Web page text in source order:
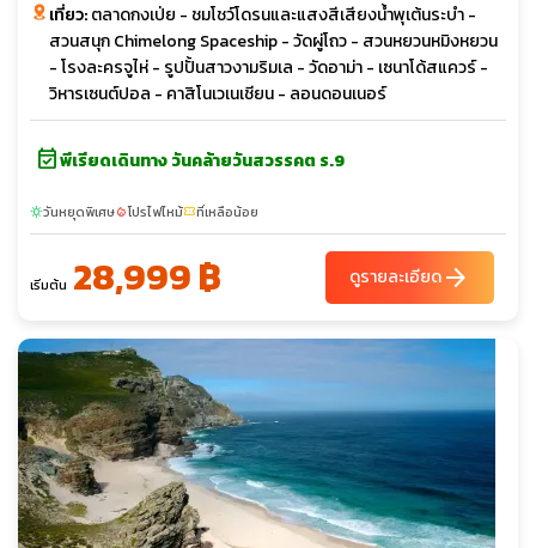
เที่ยว:ตลาดกงเป่ย - ชมโชว์โดรนและแสงสีเสียงน้ำพุเต้นระบำ -
สวนสนุก Chimelong Spaceship - วัดผู่โถว - สวนหยวนหมิงหยวน
- โรงละครจูไห่ - รูปปั้นสาวงามริมเล - วัดอาม่า - เซนาโด้สแควร์ -
วิหารเซนต์ปอล - คาสิโนเวเนเชียน - ลอนดอนเนอร์
event_availableพีเรียดเดินทาง วันคล้ายวันสวรรคต ร.9
sunnyวันหยุดพิเศษlocal_fire_departmentโปรไฟไหม้confirmation_numberที่เหลือน้อย
เริ่มต้น 28,999 ฿ ดูรายละเอียดarrow_forward